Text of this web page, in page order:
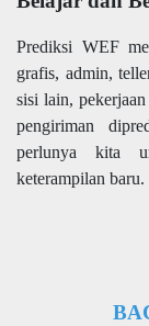
Prediksi WEF
grafis, admin,
sisi lain,
pengiriman
perlunya kita
keterampilan baru.